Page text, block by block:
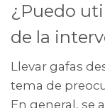
¿Puedo
de la
Llevar gafas
tema de
En general, se